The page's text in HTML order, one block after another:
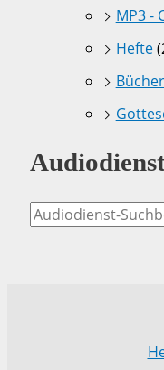
MP3 -
Hefte
Bücher